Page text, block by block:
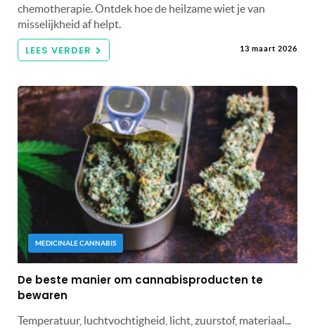
chemotherapie. Ontdek hoe de heilzame wiet je van
misselijkheid af helpt.
LEES VERDER 13 maart 2026
MEDICINALE CANNABIS
De beste manier om cannabisproducten te
bewaren
Temperatuur, luchtvochtigheid, licht, zuurstof, materiaal...